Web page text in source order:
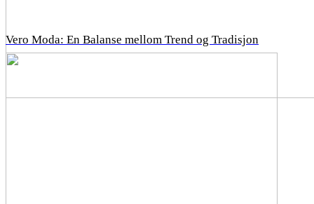
Vero Moda: En Balanse mellom Trend og Tradisjon